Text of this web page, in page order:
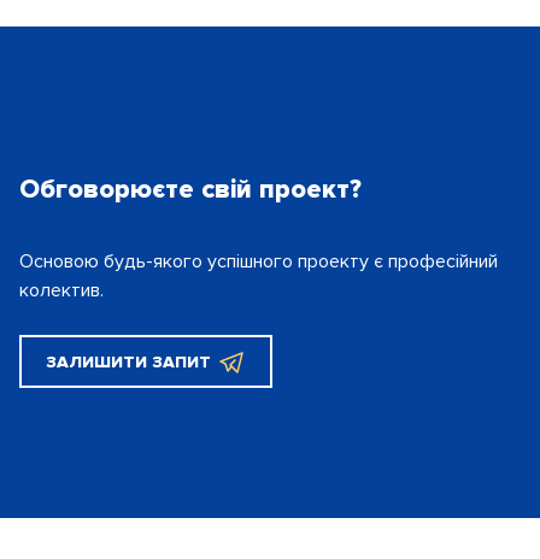
Обговорюєте свій проект?
Основою будь-якого успішного проекту є професійний
колектив.
ЗАЛИШИТИ ЗАПИТ